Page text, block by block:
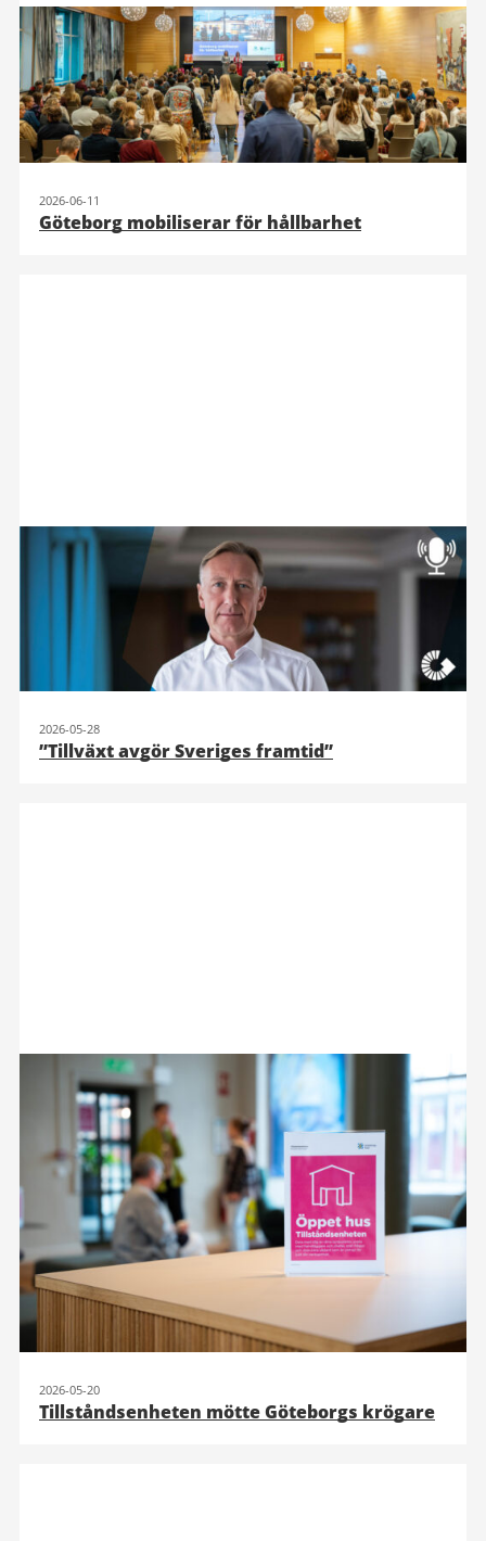
2026-06-11
Göteborg mobiliserar för hållbarhet
2026-05-28
”Tillväxt avgör Sveriges framtid”
2026-05-20
Tillståndsenheten mötte Göteborgs krögare